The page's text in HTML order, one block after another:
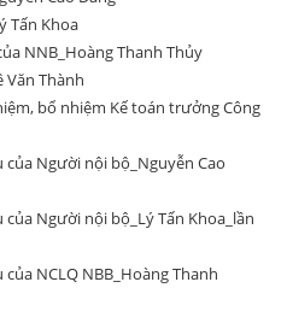
Tấn Khoa
NNB_Hoàng Thanh Thủy
Văn Thành
bổ nhiệm Kế toán trưởng Công
Người nội bộ_Nguyễn Cao
Người nội bộ_Lý Tấn Khoa_lần
NCLQ NBB_Hoàng Thanh